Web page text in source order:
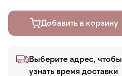
Добавить в корзину
Выберите адрес, чтобы
узнать время доставки